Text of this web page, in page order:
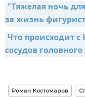
"Тяжелая ночь
за жизнь
Что происходит
сосудов
Роман Костомаров